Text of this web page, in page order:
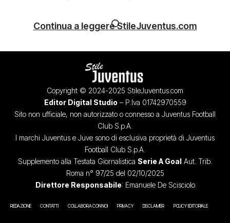
Continua a leggere StileJuventus.com
Copyright © 2024-2025 StileJuventus.com
Editor Digital Studio – P.Iva 01742970559
Sito non ufficiale, non autorizzato o connesso a Juventus Football
Club S.p.A.
I marchi Juventus e Juve sono di esclusiva proprietà di Juventus
Football Club S.p.A.
Supplemento alla Testata Giornalistica Serie A Goal Aut. Trib.
Roma n° 97/25 del 02/10/2025
Direttore Responsabile: Emanuele De Scisciolo
REDAZIONE CONTATTI COLLABORA CON NOI PRIVACY DISCLAIMER POLICY EDITORIALE